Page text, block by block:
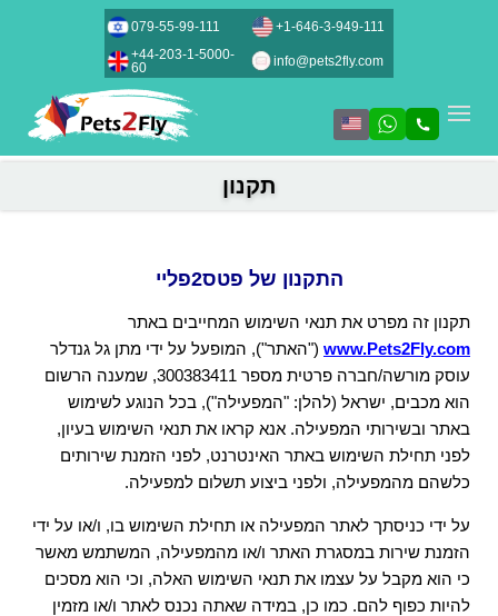
079-55-99-111
+1-646-3-949-111
+44-203-1-5000-
60
info@pets2fly.com
תקנון
התקנון של פטס2פליי
תקנון זה מפרט את תנאי השימוש המחייבים באתר
www.Pets2Fly.com ("האתר"), המופעל על ידי מתן גל גנדלר
עוסק מורשה/חברה פרטית מספר 300383411, שמענה הרשום
הוא מכבים, ישראל (להלן: "המפעילה"), בכל הנוגע לשימוש
באתר ובשירותי המפעילה. אנא קראו את תנאי השימוש בעיון,
לפני תחילת השימוש באתר האינטרנט, לפני הזמנת שירותים
כלשהם מהמפעילה, ולפני ביצוע תשלום למפעילה.
על ידי כניסתך לאתר המפעילה או תחילת השימוש בו, ו/או על ידי
הזמנת שירות במסגרת האתר ו/או מהמפעילה, המשתמש מאשר
כי הוא מקבל על עצמו את תנאי השימוש האלה, וכי הוא מסכים
להיות כפוף להם. כמו כן, במידה שאתה נכנס לאתר ו/או מזמין